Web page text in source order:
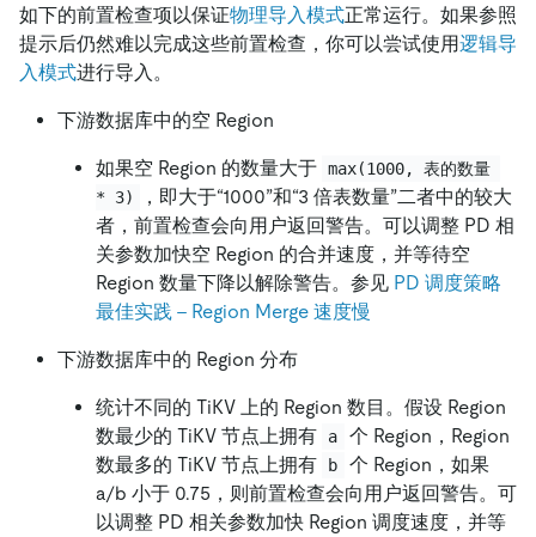
如下的前置检查项以保证物理导入模式正常运行。如果参照
提示后仍然难以完成这些前置检查，你可以尝试使用逻辑导
入模式进行导入。
下游数据库中的空 Region
如果空 Region 的数量大于 max(1000, 表的数量
* 3)
，即大于“1000”和“3 倍表数量”二者中的较大
者，前置检查会向用户返回警告。可以调整 PD 相
关参数加快空 Region 的合并速度，并等待空
Region 数量下降以解除警告。参见 PD 调度策略
最佳实践 - Region Merge 速度慢
下游数据库中的 Region 分布
统计不同的 TiKV 上的 Region 数目。假设 Region
数最少的 TiKV 节点上拥有
a
个 Region，Region
数最多的 TiKV 节点上拥有
b
个 Region，如果
a/b 小于 0.75，则前置检查会向用户返回警告。可
以调整 PD 相关参数加快 Region 调度速度，并等